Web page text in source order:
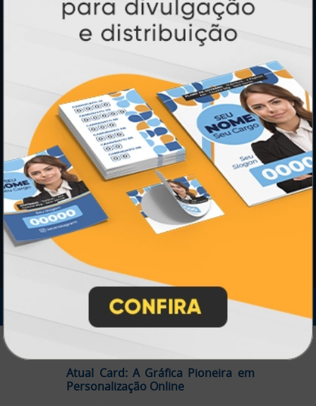
* Pagamento com cartão de crédito terá valor adicional.
** Pagamentos a prazo poderão ter acréscimo.
*** Nota fiscal sujeita a emissão de acordo com prestador de
serviço, conforme legislação pertinente.
SEGURANÇA
IMPRA INDUSTRIA GRAFICA LTDA | CNPJ: 28.045.354/0002-52
Atual Card © 2026. Todos os direitos reservados.
Atual Card: A Gráfica Pioneira em
Personalização Online